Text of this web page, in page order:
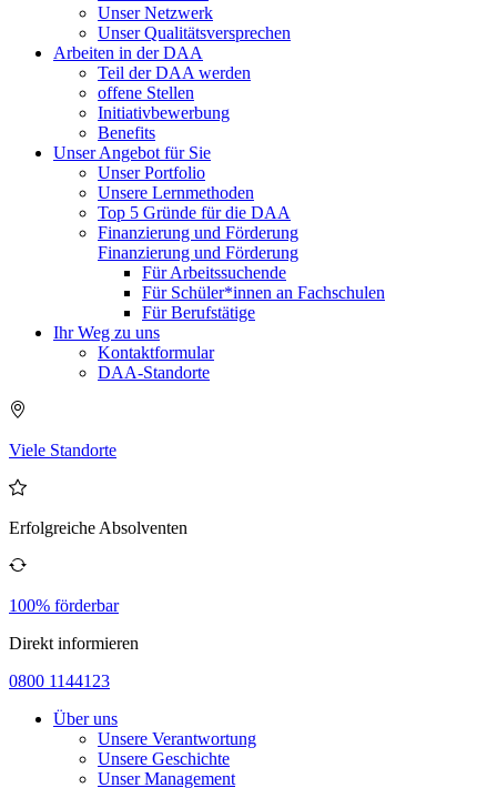
Unser Netzwerk
Unser Qualitätsversprechen
Arbeiten in der DAA
Teil der DAA werden
offene Stellen
Initiativbewerbung
Benefits
Unser Angebot für Sie
Unser Portfolio
Unsere Lernmethoden
Top 5 Gründe für die DAA
Finanzierung und Förderung
Finanzierung und Förderung
Für Arbeitssuchende
Für Schüler*innen an Fachschulen
Für Berufstätige
Ihr Weg zu uns
Kontaktformular
DAA-Standorte
Viele Standorte
Erfolgreiche Absolventen
100% förderbar
Direkt informieren
0800 1144123
Über uns
Unsere Verantwortung
Unsere Geschichte
Unser Management